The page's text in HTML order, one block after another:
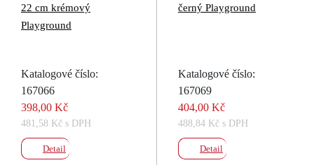
22 cm krémový
Playground
Katalogové číslo:
167066
398,00 Kč
481,58 Kč s DPH
Detail
černý Playground
Katalogové číslo:
167069
404,00 Kč
488,84 Kč s DPH
Detail